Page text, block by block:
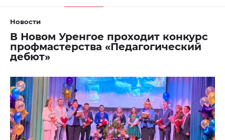
Новости
В Новом Уренгое проходит конкурс
профмастерства «Педагогический
дебют»